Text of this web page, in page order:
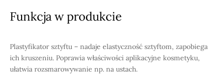
Funkcja w produkcie
Plastyfikator sztyftu – nadaje elastyczność sztyftom, zapobiega
ich kruszeniu. Poprawia właściwości aplikacyjne kosmetyku,
ułatwia rozsmarowywanie np. na ustach.